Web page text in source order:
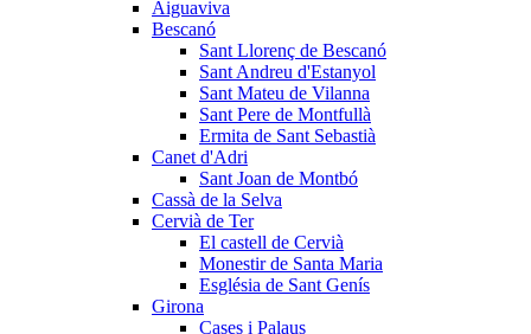
Aiguaviva
Bescanó
Sant Llorenç de Bescanó
Sant Andreu d'Estanyol
Sant Mateu de Vilanna
Sant Pere de Montfullà
Ermita de Sant Sebastià
Canet d'Adri
Sant Joan de Montbó
Cassà de la Selva
Cervià de Ter
El castell de Cervià
Monestir de Santa Maria
Església de Sant Genís
Girona
Cases i Palaus